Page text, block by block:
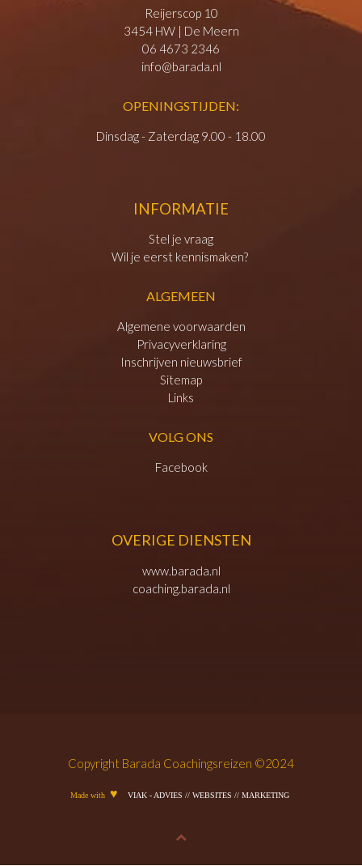
Reijerscop 10
3454 HW | De Meern
06 4673 2346
info@barada.nl
OPENINGSTIJDEN:
Dinsdag - Zaterdag 9.00 - 18.00
INFORMATIE
Stel je vraag
Wil je eerst kennismaken?
ALGEMEEN
Algemene voorwaarden
Privacyverklaring
Inschrijven nieuwsbrief
Sitemap
Links
VOLG ONS
Facebook
OVERIGE DIENSTEN
www.barada.nl
coaching.barada.nl
Copyright Barada Coachingsreizen ©2024
Made with ♥ VIAK - ADVIES // WEBSITES // MARKETING